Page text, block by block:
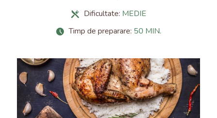
Dificultate: MEDIE
Timp de preparare: 50 MIN.